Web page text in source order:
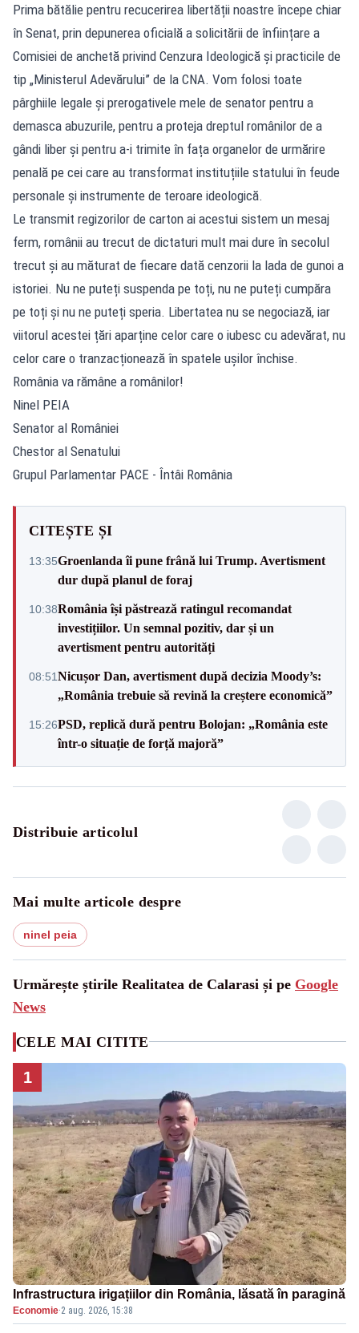
Prima bătălie pentru recucerirea libertății noastre începe chiar
în Senat, prin depunerea oficială a solicitării de înființare a
Comisiei de anchetă privind Cenzura Ideologică și practicile de
tip „Ministerul Adevărului” de la CNA. Vom folosi toate
pârghiile legale și prerogativele mele de senator pentru a
demasca abuzurile, pentru a proteja dreptul românilor de a
gândi liber și pentru a-i trimite în fața organelor de urmărire
penală pe cei care au transformat instituțiile statului în feude
personale și instrumente de teroare ideologică.
Le transmit regizorilor de carton ai acestui sistem un mesaj
ferm, românii au trecut de dictaturi mult mai dure în secolul
trecut și au măturat de fiecare dată cenzorii la lada de gunoi a
istoriei. Nu ne puteți suspenda pe toți, nu ne puteți cumpăra
pe toți și nu ne puteți speria. Libertatea nu se negociază, iar
viitorul acestei țări aparține celor care o iubesc cu adevărat, nu
celor care o tranzacționează în spatele ușilor închise.
România va rămâne a românilor!
Ninel PEIA
Senator al României
Chestor al Senatului
Grupul Parlamentar PACE - Întâi România
CITEȘTE ȘI
13:35Groenlanda îi pune frână lui Trump. Avertisment
dur după planul de foraj
10:38România își păstrează ratingul recomandat
investițiilor. Un semnal pozitiv, dar și un
avertisment pentru autorități
08:51Nicușor Dan, avertisment după decizia Moody’s:
„România trebuie să revină la creștere economică”
15:26PSD, replică dură pentru Bolojan: „România este
într-o situație de forță majoră”
Distribuie articolul
Mai multe articole despre
ninel peia
Urmărește știrile Realitatea de Calarasi și pe Google
News
CELE MAI CITITE
1
Infrastructura irigațiilor din România, lăsată în paragină
Economie·2 aug. 2026, 15:38